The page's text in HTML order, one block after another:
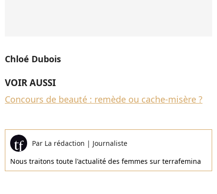
Chloé Dubois
VOIR AUSSI
Concours de beauté : remède ou cache-misère ?
Par La rédaction | Journaliste
Nous traitons toute l'actualité des femmes sur terrafemina